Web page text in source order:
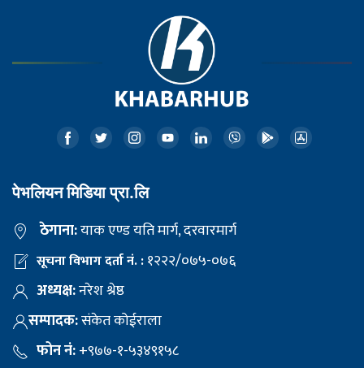
पेभलियन मिडिया प्रा.लि
ठेगाना:याक एण्ड यति मार्ग, दरवारमार्ग
सूचना विभाग दर्ता नं. :१२२२/०७५-०७६
अध्यक्ष:नरेश श्रेष्ठ
सम्पादक:संकेत कोईराला
फोन नं:+९७७-१-५३४९१५८